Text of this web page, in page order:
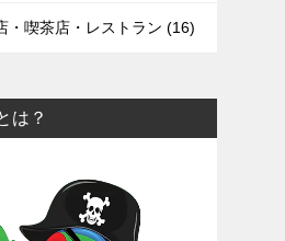
・喫茶店・レストラン (16)
は？